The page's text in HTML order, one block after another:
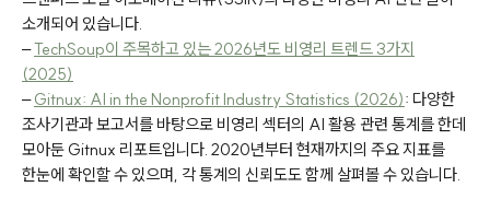
소개되어 있습니다.
–TechSoup이 주목하고 있는 2026년도 비영리 트렌드 3가지
(2025)
–Gitnux: AI in the Nonprofit Industry Statistics (2026): 다양한
조사기관과 보고서를 바탕으로 비영리 섹터의 AI 활용 관련 통계를 한데
모아둔 Gitnux 리포트입니다. 2020년부터 현재까지의 주요 지표를
한눈에 확인할 수 있으며, 각 통계의 신뢰도도 함께 살펴볼 수 있습니다.